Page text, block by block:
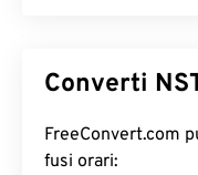
Converti
FreeConvert.com
fusi orari: